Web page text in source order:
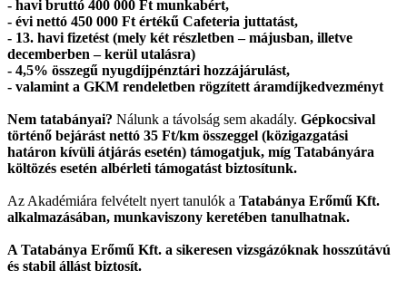
- havi bruttó 400 000 Ft munkabért,
- évi nettó 450 000 Ft értékű Cafeteria juttatást,
- 13. havi fizetést (mely két részletben – májusban, illetve
decemberben – kerül utalásra)
- 4,5% összegű nyugdíjpénztári hozzájárulást,
- valamint a GKM rendeletben rögzített áramdíjkedvezményt
Nem tatabányai? Nálunk a távolság sem akadály. Gépkocsival
történő bejárást nettó 35 Ft/km összeggel (közigazgatási
határon kívüli átjárás esetén) támogatjuk, míg Tatabányára
költözés esetén albérleti támogatást biztosítunk.
Az Akadémiára felvételt nyert tanulók a Tatabánya Erőmű Kft.
alkalmazásában, munkaviszony keretében tanulhatnak.
A Tatabánya Erőmű Kft. a sikeresen vizsgázóknak hosszútávú
és stabil állást biztosít.